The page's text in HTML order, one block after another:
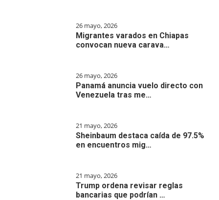
26 mayo, 2026
Migrantes varados en Chiapas
convocan nueva carava…
26 mayo, 2026
Panamá anuncia vuelo directo con
Venezuela tras me…
21 mayo, 2026
Sheinbaum destaca caída de 97.5%
en encuentros mig…
21 mayo, 2026
Trump ordena revisar reglas
bancarias que podrían …